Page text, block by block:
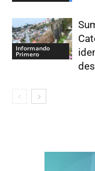
Informando
Primero